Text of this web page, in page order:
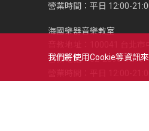
營業時間：平日 12:00-
海國樂器音樂教室
音教電話：02-2393-1279
我們將使用cookie等資訊